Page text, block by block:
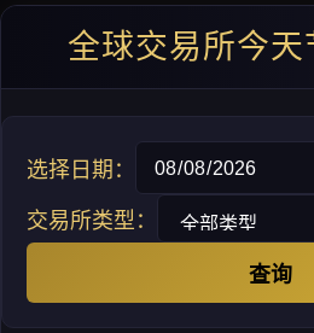
全球交易所今天
选择日期：
交易所类型：
查询